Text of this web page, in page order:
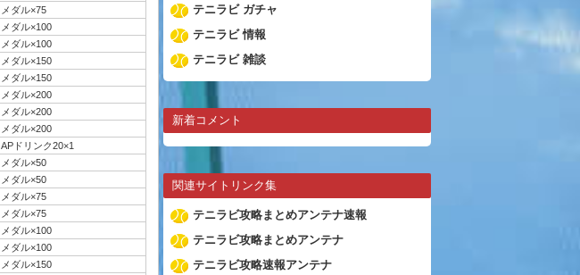
メダル×75
メダル×100
メダル×100
メダル×150
メダル×150
メダル×200
メダル×200
メダル×200
APドリンク20×1
メダル×50
メダル×50
メダル×75
メダル×75
メダル×100
メダル×100
メダル×150
テニラビ ガチャ
テニラビ 情報
テニラビ 雑談
新着コメント
関連サイトリンク集
テニラビ攻略まとめアンテナ速報
テニラビ攻略まとめアンテナ
テニラビ攻略速報アンテナ